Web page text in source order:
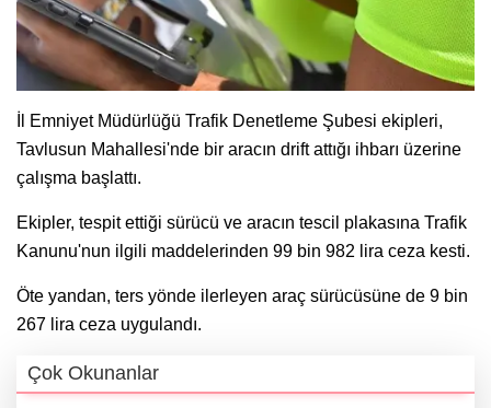
İl Emniyet Müdürlüğü Trafik Denetleme Şubesi ekipleri,
Tavlusun Mahallesi'nde bir aracın drift attığı ihbarı üzerine
çalışma başlattı.
Ekipler, tespit ettiği sürücü ve aracın tescil plakasına Trafik
Kanunu'nun ilgili maddelerinden 99 bin 982 lira ceza kesti.
Öte yandan, ters yönde ilerleyen araç sürücüsüne de 9 bin
267 lira ceza uygulandı.
Çok Okunanlar